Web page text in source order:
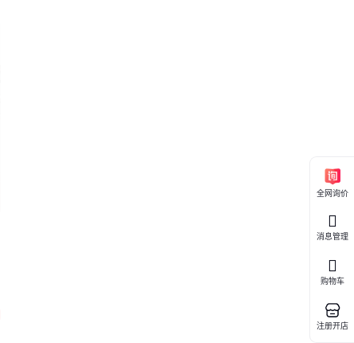
全网询价
消息管理
购物车
注册开店